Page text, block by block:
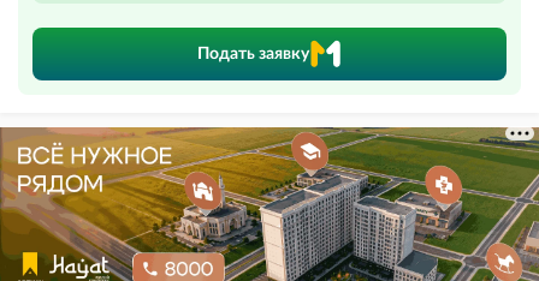
Подать заявку